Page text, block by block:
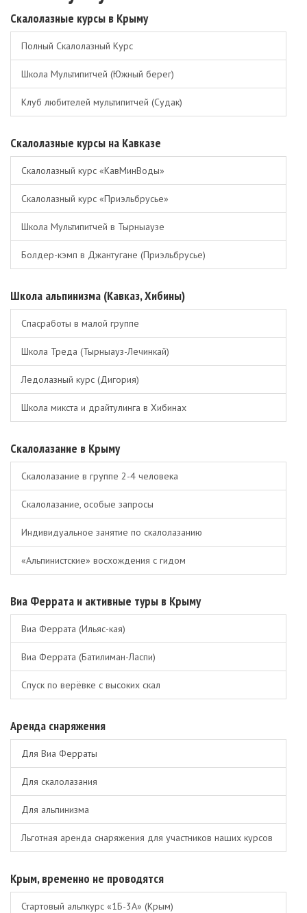
Скалолазные курсы в Крыму
Полный Скалолазный Курс
Школа Мультипитчей (Южный берег)
Клуб любителей мультипитчей (Судак)
Скалолазные курсы на Кавказе
Скалолазный курс «КавМинВоды»
Скалолазный курс «Приэльбрусье»
Школа Мультипитчей в Тырныаузе
Болдер-кэмп в Джантугане (Приэльбрусье)
Школа альпинизма (Кавказ, Хибины)
Спасработы в малой группе
Школа Треда (Тырныауз-Лечинкай)
Ледолазный курс (Дигория)
Школа микста и драйтулинга в Хибинах
Скалолазание в Крыму
Скалолазание в группе 2-4 человека
Скалолазание, особые запросы
Индивидуальное занятие по скалолазанию
«Альпинистские» восхождения с гидом
Виа Феррата и активные туры в Крыму
Виа Феррата (Ильяс-кая)
Виа Феррата (Батилиман-Ласпи)
Спуск по верёвке с высоких скал
Аренда снаряжения
Для Виа Ферраты
Для скалолазания
Для альпинизма
Льготная аренда снаряжения для участников наших курсов
Крым, временно не проводятся
Стартовый альпкурс «1Б-3А» (Крым)